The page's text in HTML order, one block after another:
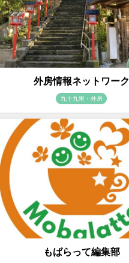
外房情報ネットワーク
九十九里・外房
もばらって編集部